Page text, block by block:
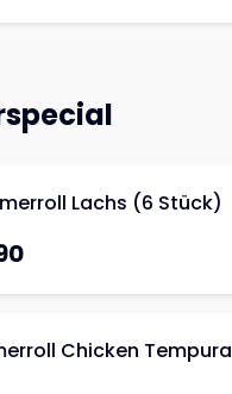
Lachs (6 Stück)
Chicken